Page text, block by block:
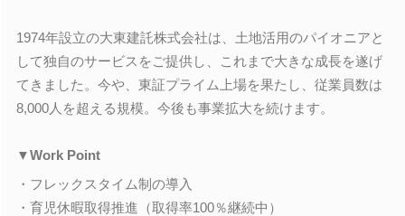
1974年設立の大東建託株式会社は、土地活用のパイオニアと
して独自のサービスをご提供し、これまで大きな成長を遂げ
てきました。今や、東証プライム上場を果たし、従業員数は
8,000人を超える規模。今後も事業拡大を続けます。
▼Work Point
・フレックスタイム制の導入
・育児休暇取得推進（取得率100％継続中）